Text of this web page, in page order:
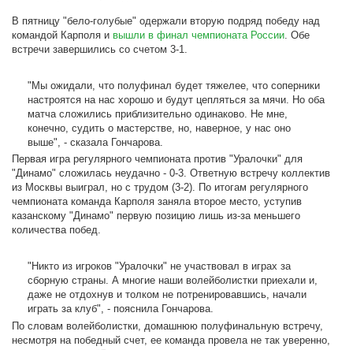
В пятницу "бело-голубые" одержали вторую подряд победу над
командой Карполя и вышли в финал чемпионата России. Обе
встречи завершились со счетом 3-1.
"Мы ожидали, что полуфинал будет тяжелее, что соперники
настроятся на нас хорошо и будут цепляться за мячи. Но оба
матча сложились приблизительно одинаково. Не мне,
конечно, судить о мастерстве, но, наверное, у нас оно
выше", - сказала Гончарова.
Первая игра регулярного чемпионата против "Уралочки" для
"Динамо" сложилась неудачно - 0-3. Ответную встречу коллектив
из Москвы выиграл, но с трудом (3-2). По итогам регулярного
чемпионата команда Карполя заняла второе место, уступив
казанскому "Динамо" первую позицию лишь из-за меньшего
количества побед.
"Никто из игроков "Уралочки" не участвовал в играх за
сборную страны. А многие наши волейболистки приехали и,
даже не отдохнув и толком не потренировавшись, начали
играть за клуб", - пояснила Гончарова.
По словам волейболистки, домашнюю полуфинальную встречу,
несмотря на победный счет, ее команда провела не так уверенно,